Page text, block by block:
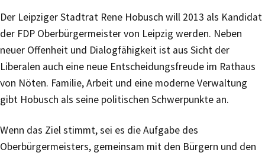
Der Leipziger Stadtrat Rene Hobusch will 2013 als Kandidat
der FDP Oberbürgermeister von Leipzig werden. Neben
neuer Offenheit und Dialogfähigkeit ist aus Sicht der
Liberalen auch eine neue Entscheidungsfreude im Rathaus
von Nöten. Familie, Arbeit und eine moderne Verwaltung
gibt Hobusch als seine politischen Schwerpunkte an.
Wenn das Ziel stimmt, sei es die Aufgabe des
Oberbürgermeisters, gemeinsam mit den Bürgern und den